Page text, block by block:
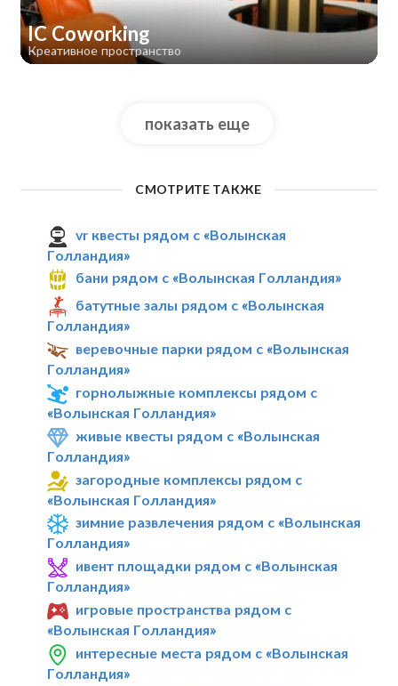
IC Coworking
Креативное пространство
показать еще
СМОТРИТЕ ТАКЖЕ
vr квесты рядом с «Волынская
Голландия»
бани рядом с «Волынская Голландия»
батутные залы рядом с «Волынская
Голландия»
веревочные парки рядом с «Волынская
Голландия»
горнолыжные комплексы рядом с
«Волынская Голландия»
живые квесты рядом с «Волынская
Голландия»
загородные комплексы рядом с
«Волынская Голландия»
зимние развлечения рядом с «Волынская
Голландия»
ивент площадки рядом с «Волынская
Голландия»
игровые пространства рядом с
«Волынская Голландия»
интересные места рядом с «Волынская
Голландия»